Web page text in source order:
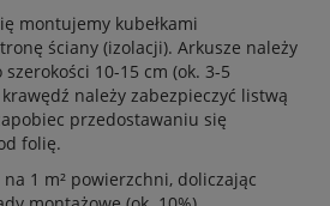
montujemy kubełkami
ściany (izolacji). Arkusze należy
szerokości 10-15 cm (ok. 3-5
krawędź należy zabezpieczyć listwą
przedostawaniu się
folię.
na 1 m² powierzchni, doliczając